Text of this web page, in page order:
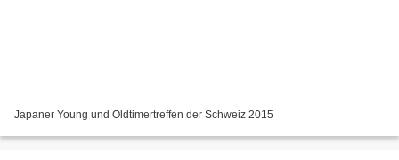
Japaner Young und Oldtimertreffen der Schweiz 2015